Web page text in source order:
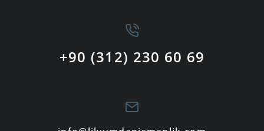
+90 (312) 230 60 69